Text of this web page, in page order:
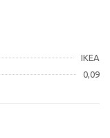
IKEA
0,09